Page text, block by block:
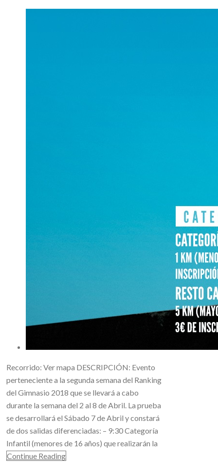
Recorrido: Ver mapa DESCRIPCIÓN: Evento
perteneciente a la segunda semana del Ranking
del Gimnasio 2018 que se llevará a cabo
durante la semana del 2 al 8 de Abril. La prueba
se desarrollará el Sábado 7 de Abril y constará
de dos salidas diferenciadas: – 9:30 Categoría
Infantil (menores de 16 años) que realizarán la
Continue Reading